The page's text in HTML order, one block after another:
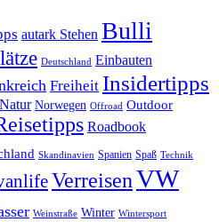
autark Stehen Bulli
Deutschland Einbauten
Freiheit Insidertipps
Natur Norwegen Offroad Outdoor
Roadbook
Skandinavien Spanien Spaß Technik
VerreisenVW
Weinstraße Winter Wintersport